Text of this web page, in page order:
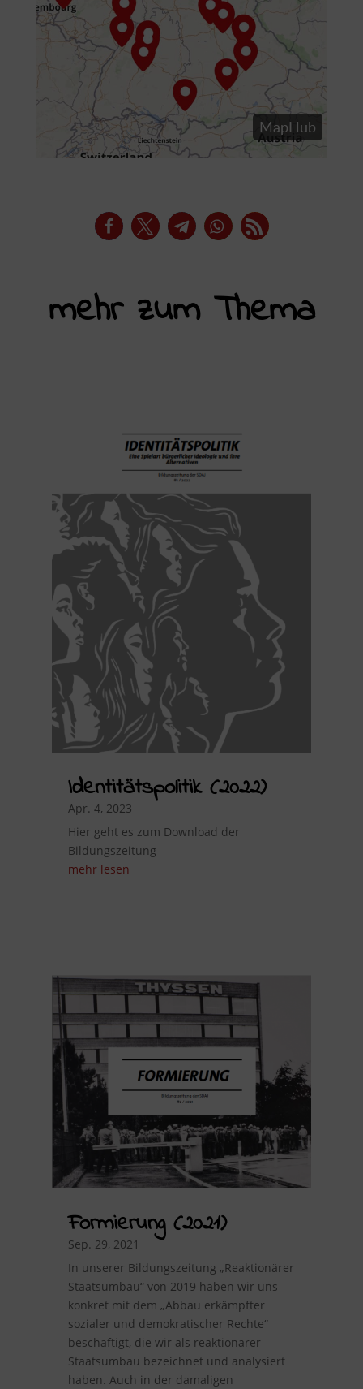
mehr zum Thema
Identitätspolitik (2022)
Apr. 4, 2023
Hier geht es zum Download der
Bildungszeitung
mehr lesen
Formierung (2021)
Sep. 29, 2021
In unserer Bildungszeitung „Reaktionärer
Staatsumbau“ von 2019 haben wir uns
konkret mit dem „Abbau erkämpfter
sozialer und demokratischer Rechte“
beschäftigt, die wir als reaktionärer
Staatsumbau bezeichnet und analysiert
haben. Auch in der damaligen